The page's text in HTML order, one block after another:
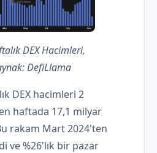
DEX Hacimleri,
DefiLlama
DEX hacimleri 2
haftada 17,1 milyar
rakam Mart 2024'ten
ve %26'lık bir pazar